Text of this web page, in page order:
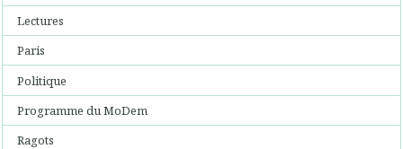
Lectures
Paris
Politique
Programme du MoDem
Ragots